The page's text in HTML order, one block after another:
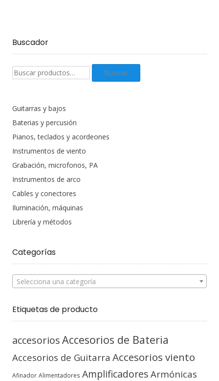
Buscador
Buscar
productos:
Buscar
Guitarras y bajos
Baterias y percusión
Pianos, teclados y acordeones
Instrumentos de viento
Grabación, microfonos, PA
Instrumentos de arco
Cables y conectores
Iluminación, máquinas
Librería y métodos
Categorías
Selecciona una categoría
Etiquetas de producto
accesoriosAccesorios de Bateria
Accesorios de Guitarra Accesorios viento
Afinador Alimentadores Amplificadores Armónicas